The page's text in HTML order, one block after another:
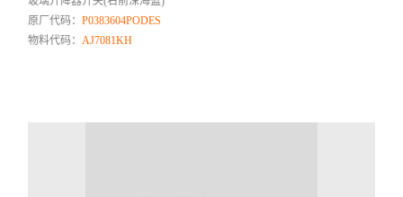
原厂代码：P0383604PODES
物料代码： AJ7081KH